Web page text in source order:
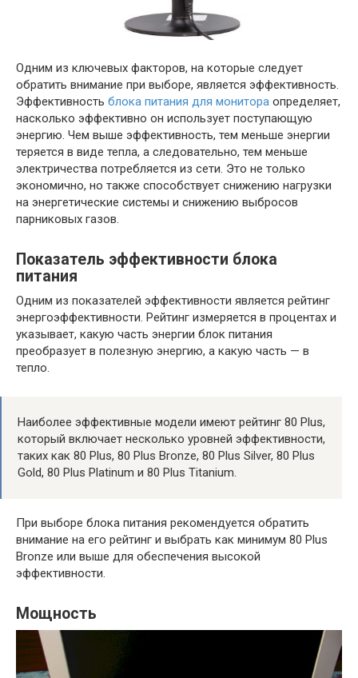
Одним из ключевых факторов, на которые следует
обратить внимание при выборе, является эффективность.
Эффективность блока питания для монитора определяет,
насколько эффективно он использует поступающую
энергию. Чем выше эффективность, тем меньше энергии
теряется в виде тепла, а следовательно, тем меньше
электричества потребляется из сети. Это не только
экономично, но также способствует снижению нагрузки
на энергетические системы и снижению выбросов
парниковых газов.
Показатель эффективности блока
питания
Одним из показателей эффективности является рейтинг
энергоэффективности. Рейтинг измеряется в процентах и
указывает, какую часть энергии блок питания
преобразует в полезную энергию, а какую часть — в
тепло.
Наиболее эффективные модели имеют рейтинг 80 Plus,
который включает несколько уровней эффективности,
таких как 80 Plus, 80 Plus Bronze, 80 Plus Silver, 80 Plus
Gold, 80 Plus Platinum и 80 Plus Titanium.
При выборе блока питания рекомендуется обратить
внимание на его рейтинг и выбрать как минимум 80 Plus
Bronze или выше для обеспечения высокой
эффективности.
Мощность